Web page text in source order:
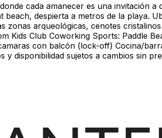
cada amanecer es una invitación
beach, despierta a metros de la playa.
arqueológicas, cenotes
Kids Club Coworking Sports: Paddle
con balcón (lock-off) Cocina/
y disponibilidad sujetos a cambios sin